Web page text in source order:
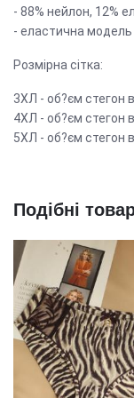
- 88% нейлон, 12%
- еластична модель
Розмірна сітка:
3ХЛ - об?єм стегон
4ХЛ - об?єм стегон
5ХЛ - об?єм стегон
Подібні